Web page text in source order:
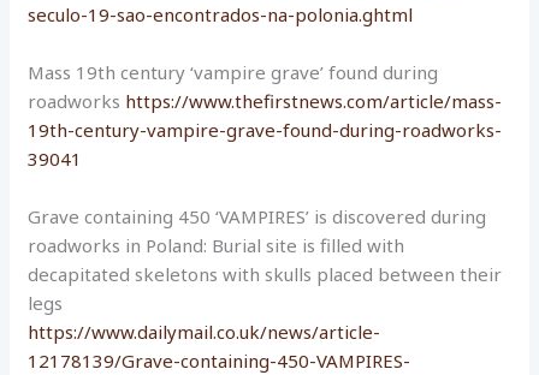
seculo-19-sao-encontrados-na-polonia.ghtml
Mass 19th century ‘vampire grave’ found during
roadworks https://www.thefirstnews.com/article/mass-
19th-century-vampire-grave-found-during-roadworks-
39041
Grave containing 450 ‘VAMPIRES’ is discovered during
roadworks in Poland: Burial site is filled with
decapitated skeletons with skulls placed between their
legs
https://www.dailymail.co.uk/news/article-
12178139/Grave-containing-450-VAMPIRES-